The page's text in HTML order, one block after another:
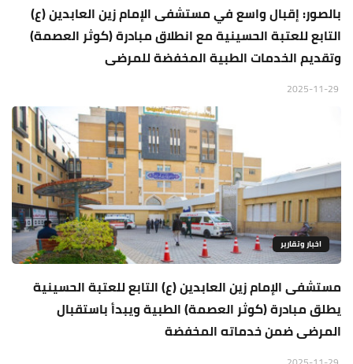
بالصور: إقبال واسع في مستشفى الإمام زين العابدين (ع)
التابع للعتبة الحسينية مع انطلاق مبادرة (كوثر العصمة)
وتقديم الخدمات الطبية المخفضة للمرضى
اخبار وتقارير
مستشفى الإمام زين العابدين (ع) التابع للعتبة الحسينية
يطلق مبادرة (كوثر العصمة) الطبية ويبدأ باستقبال
المرضى ضمن خدماته المخفضة